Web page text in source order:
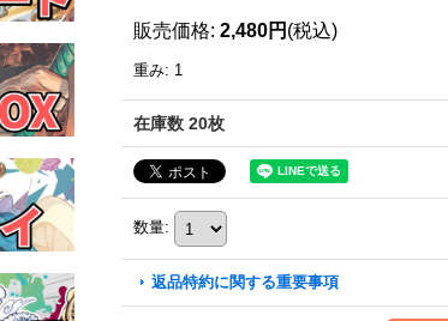
販売価格: 2,480円 (税込)
重み: 1
在庫数 20枚
数量:
返品特約に関する重要事項